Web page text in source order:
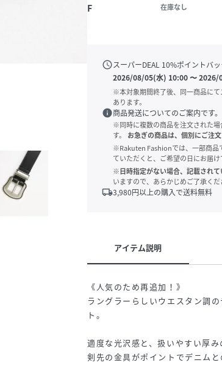
F 在庫なし
scheduleスーパーDEAL 10%ポイントバ
2026/08/05(水) 10:00〜2026/
※本対象期間終了後、同一商品に
あります。
info商品発送についてのご案内です。
※同時に複数の商品を注文された
す。
お急ぎの商品は、個別にご注文
※Rakuten Fashionでは、一部商品
ていただくと、ご希望の日にお届け
※日時指定がない場合、記載され
いますので、あらかじめご了承くだ
local_shipping3,980円以上の購入で送料無料
アイテム説明
《人気のため再追加！》
ラングラーらしいウエスタン調
ト。
適度な光沢感と、扱いやすい厚
剣先の金具がポイントでデニム